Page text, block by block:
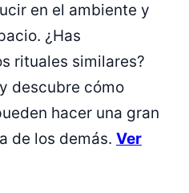
en el ambiente y
¿Has
rituales similares?
descubre cómo
hacer una gran
de los demás. Ver